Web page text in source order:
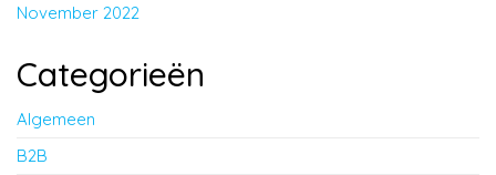
November 2022
Categorieën
Algemeen
B2B